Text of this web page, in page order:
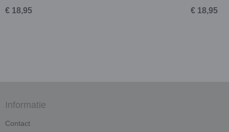
€ 18,95 € 18,95
Informatie
Contact